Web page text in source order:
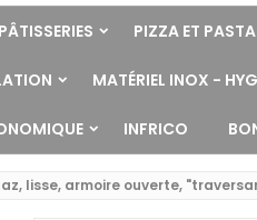
PIZZA ET PASTA
MATÉRIEL INOX -
INFRICO
lisse, armoire ouverte,